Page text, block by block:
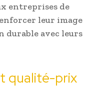
entreprises de
leur image
durable avec leurs
qualité-prix